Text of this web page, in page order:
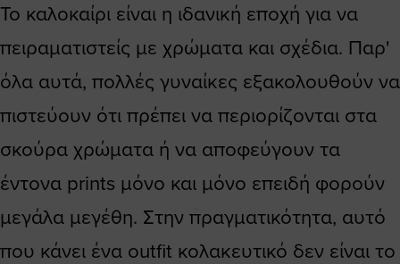
Το καλοκαίρι είναι η ιδανική εποχή για να
πειραματιστείς με χρώματα και σχέδια. Παρ'
όλα αυτά, πολλές γυναίκες εξακολουθούν να
πιστεύουν ότι πρέπει να περιορίζονται στα
σκούρα χρώματα ή να αποφεύγουν τα
έντονα prints μόνο και μόνο επειδή φορούν
μεγάλα μεγέθη. Στην πραγματικότητα, αυτό
που κάνει ένα outfit κολακευτικό δεν είναι το